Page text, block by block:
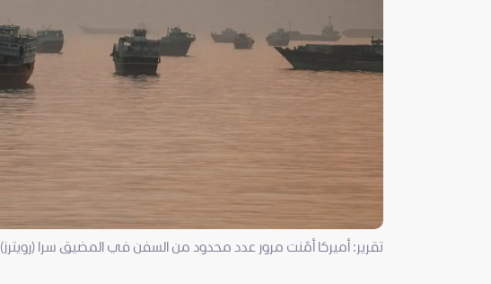
تقرير: أميركا أمّنت مرور عدد محدود من السفن في المضيق سرا (رويترز)